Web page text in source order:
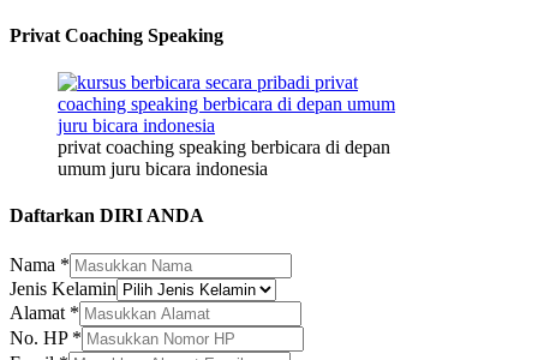
Privat Coaching Speaking
privat coaching speaking berbicara di depan
umum juru bicara indonesia
Daftarkan DIRI ANDA
Nama *
Jenis Kelamin
Alamat *
No. HP *